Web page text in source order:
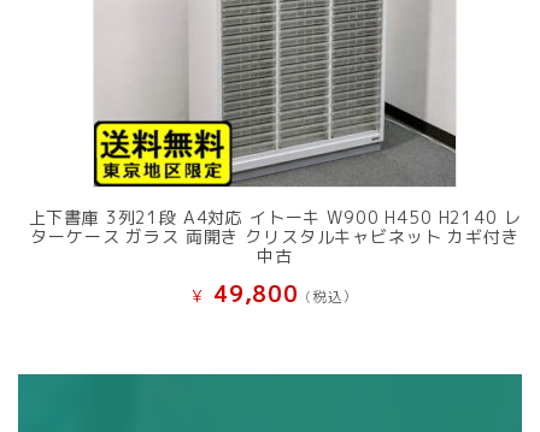
上下書庫 3列21段 A4対応 イトーキ W900 H450 H2140 レ
ターケース ガラス 両開き クリスタルキャビネット カギ付き
中古
¥ 49,800 (税込）